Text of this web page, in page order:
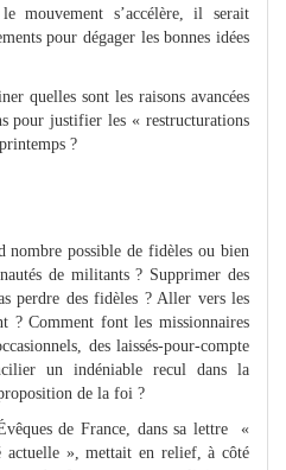
mouvement s’accélère, il serait
pour dégager les bonnes idées
quelles sont les raisons avancées
pour justifier les « restructurations
?
possible de fidèles ou bien
de militants ? Supprimer des
perdre des fidèles ? Aller vers les
? Comment font les missionnaires
des laissés-pour-compte
un indéniable recul dans la
de la foi ?
de France, dans sa lettre «
actuelle », mettait en relief, à côté